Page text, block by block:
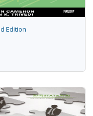
Edition